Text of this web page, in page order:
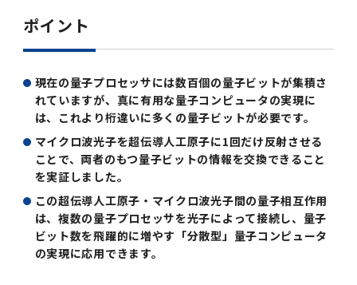
学長×歯学部学生懇談
学内向け広報誌「TMDUニュース」
第1回『学びの地』
第3回『知と癒しの匠の創造者たち』
第３期中期目標・中期計画等について
（第２期中期目標期間中）年度計画・年度評価
（第３期中期目標期間中）年度計画・年度評価
等について
4．指定国立大学法人構想に関する進捗状況に
ついて
関連リンク先
「複合領域コース」の履修者に係る「編入学」
及び「複数学士号」に関する実施細目
編入学制度について（複数学士号）
統計データ
東京医科歯科大学規則集
その他の情報公開
研究不正の防止
会計監査人候補者の決定について
東京医科歯科大学ダイバーシティ＆インクルー
ジョン推進宣言／基本方針／アクション・プラ
ン
女性活躍推進法による一般事業主行動計画
次世代育成支援対策推進法による一般事業主行
動計画
わくわく保育園（学内保育施設）
障がいのある学生のサポートについて
ハラスメントへの対応について
国際交流サイト
研究テーマ検索システム
学生寮について
学生保険制度について
卒業後の進路データ
サークル紹介
大学祭
オンライン個別進学相談
入試説明会
キャンパス見学 ※現在は受け付けておりませ
ん
ILA国府台 公開講座等のお知らせ
入学料・授業料の免除・徴収猶予について
お問い合わせ
令和７年度（２０２５年度）総合知と癒しの次
世代フロントランナー育成プログラム（医歯学
（旧TMDU卓越大学院生制度）対象学生（秋入
学対象）の募集について
Call for Applications to Science Tokyo
SPRING（MD）Program for the 2024
Academic Year by Eligible Students
(*Autumn admission)
令和６年度（２０２４年度）総合知と癒しの次
Exemption&Admission Fee Deferment）
た。
財団法人・地方公共団体等奨学金
2025年度国立大学臨床検査学系博士後期課程
優秀賞募集について
ピアサポーター
証明書関係
証明書関係トップ
教養部在学生
障がいのある学生サポート
障がいのある学生サポートトップ
文部科学省からのお知らせ
学校推薦・求人情報について
学内就職支援イベント
学外就職支援イベント
インターンシップ
卒業後の進路及び卒業者数
学生・女性支援センター
わくわく保育園
フィットネスルーム・売店
国立美術館キャンパスメンバーズ
情報システム
台風等の自然災害や交通機関運休による休講措
置（湯島地区）Class Cancellation Measures
due to Natural Disasters, such as
Typhoons, and Transportation
Cancellation (for the Yushima area)
新入学の大学院生へ To New Graduate
Students
博士課程 医歯学専攻トップ
分野構成
医歯学総合研究科博士課程医歯学系専攻履修要
項（シラバス）
博士課程 国際連携専攻（ジョイント・ディグリ
ー・プログラム：JDP）
博士課程 生命理工医療科学専攻
博士課程 生命理工医療科学専攻トップ
概要
分野構成
医歯学総合研究科博士課程生命理工学系専攻履
履修要項（大学院シラバス）
年報
年報トップ
2024年（25.7MB）
統合教育機構学務企画課
セミナー・特別講義
教育研究分野組織、指導教員研究内容トップ
履修要項（大学院シラバス）保健衛生学研究科
統合教育機構学務企画課
設置計画履行状況報告書
年報
年報トップ
大学病院
大学病院トップ
医科（医系診療部門）
歯科（歯系診療部門）
スポーツサイエンス機構
M&Dデータ科学センター
統合教育機構
統合教育機構トップ
統合研究機構・統合イノベーション機構
GAPファンド等の公募
研究に必要な講習会等
ES細胞/iPS細胞を使用する実験(学内専用)
各種委員会関係(学内専用)
特定認定再生医療等委員会
青い鳥広場(学内専用)
各種センター
安全保障輸出管理(学内専用)
臨床研究法における臨床研究の利益相反管理に
ついて
特定認定再生医療等委員会
ヒトES細胞倫理審査委員会
ポイント
現在の量子プロセッサには数百個の量子ビットが集積さ
れていますが、真に有用な量子コンピュータの実現に
は、これより桁違いに多くの量子ビットが必要です。
マイクロ波光子を超伝導人工原子に1回だけ反射させる
ことで、両者のもつ量子ビットの情報を交換できること
を実証しました。
この超伝導人工原子・マイクロ波光子間の量子相互作用
は、複数の量子プロセッサを光子によって接続し、量子
ビット数を飛躍的に増やす「分散型」量子コンピュータ
の実現に応用できます。